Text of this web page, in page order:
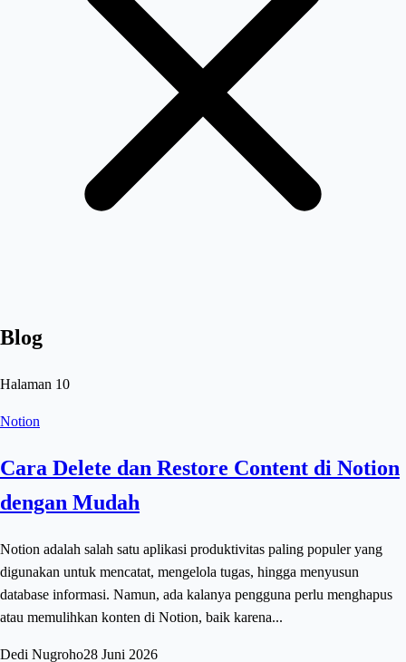
Blog
Halaman 10
Notion
Cara Delete dan Restore Content di Notion
dengan Mudah
Notion adalah salah satu aplikasi produktivitas paling populer yang
digunakan untuk mencatat, mengelola tugas, hingga menyusun
database informasi. Namun, ada kalanya pengguna perlu menghapus
atau memulihkan konten di Notion, baik karena...
Dedi Nugroho28 Juni 2026